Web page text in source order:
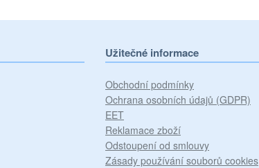
Užitečné informace
Obchodní podmínky
Ochrana osobních údajů (GDPR)
EET
Reklamace zboží
Odstoupení od smlouvy
Zásady používání souborů cookies